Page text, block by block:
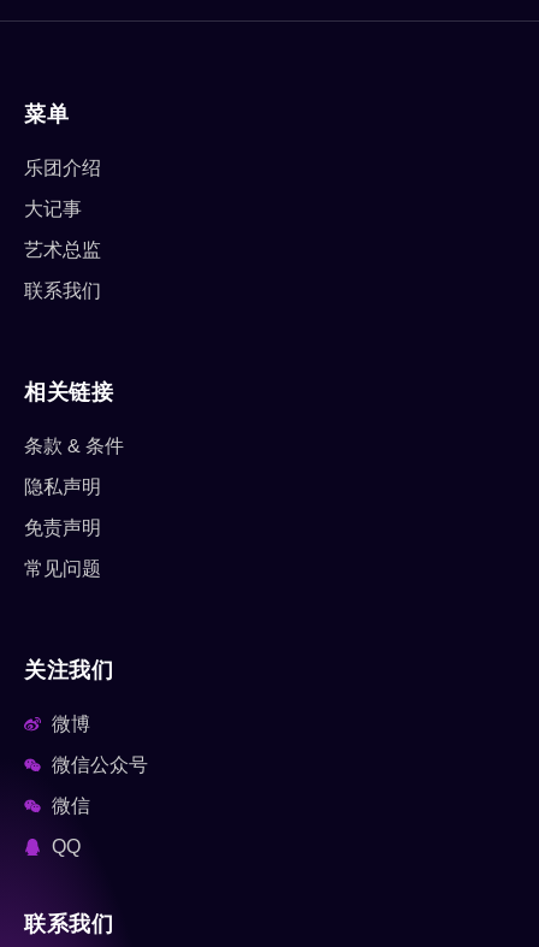
菜单
乐团介绍
大记事
艺术总监
联系我们
相关链接
条款 & 条件
隐私声明
免责声明
常见问题
关注我们
微博
微信公众号
微信
QQ
联系我们